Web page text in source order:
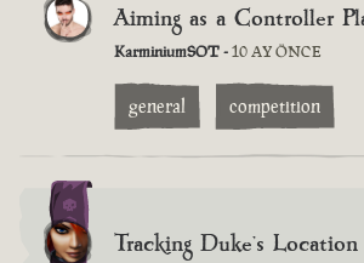
Aiming as a Controller
KarminiumSOT -10 AY ÖNCE
general competition
Tracking Duke's